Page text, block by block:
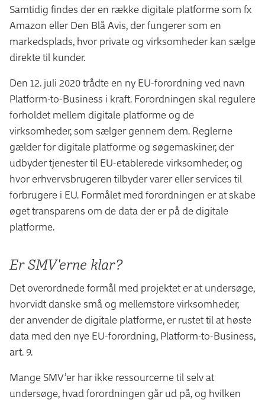
Samtidig findes der en række digitale platforme som fx
Amazon eller Den Blå Avis, der fungerer som en
markedsplads, hvor private og virksomheder kan sælge
direkte til kunder.
Den 12. juli 2020 trådte en ny EU-forordning ved navn
Platform-to-Business i kraft. Forordningen skal regulere
forholdet mellem digitale platforme og de
virksomheder, som sælger gennem dem. Reglerne
gælder for digitale platforme og søgemaskiner, der
udbyder tjenester til EU-etablerede virksomheder, og
hvor erhvervsbrugeren tilbyder varer eller services til
forbrugere i EU. Formålet med forordningen er at skabe
øget transparens om de data der er på de digitale
platforme.
Er SMV'erne klar?
Det overordnede formål med projektet er at undersøge,
hvorvidt danske små og mellemstore virksomheder,
der anvender de digitale platforme, er rustet til at høste
data med den nye EU-forordning, Platform-to-Business,
art. 9.
Mange SMV’er har ikke ressourcerne til selv at
undersøge, hvad forordningen går ud på, og hvilken